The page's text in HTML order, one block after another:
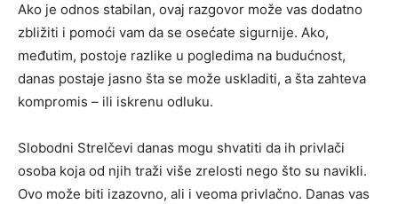
Ako je odnos stabilan, ovaj razgovor može vas dodatno
zbližiti i pomoći vam da se osećate sigurnije. Ako,
međutim, postoje razlike u pogledima na budućnost,
danas postaje jasno šta se može uskladiti, a šta zahteva
kompromis – ili iskrenu odluku.
Slobodni Strelčevi danas mogu shvatiti da ih privlači
osoba koja od njih traži više zrelosti nego što su navikli.
Ovo može biti izazovno, ali i veoma privlačno. Danas vas